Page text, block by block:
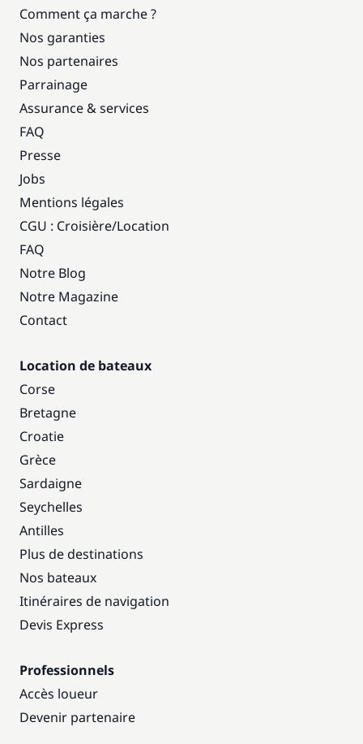
Comment ça marche ?
Nos garanties
Nos partenaires
Parrainage
Assurance & services
FAQ
Presse
Jobs
Mentions légales
CGU : Croisière/Location
FAQ
Notre Blog
Notre Magazine
Contact
Location de bateaux
Corse
Bretagne
Croatie
Grèce
Sardaigne
Seychelles
Antilles
Plus de destinations
Nos bateaux
Itinéraires de navigation
Devis Express
Professionnels
Accès loueur
Devenir partenaire